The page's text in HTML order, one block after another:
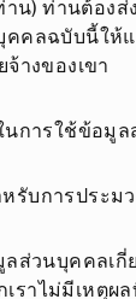
น) ท่านต้องส่
คลฉบับนี้ให้
างของเขา
นการใช้ข้อมู
รับการประม
ลส่วนบุคคลเกี่
เราไม่มีเหตุผ